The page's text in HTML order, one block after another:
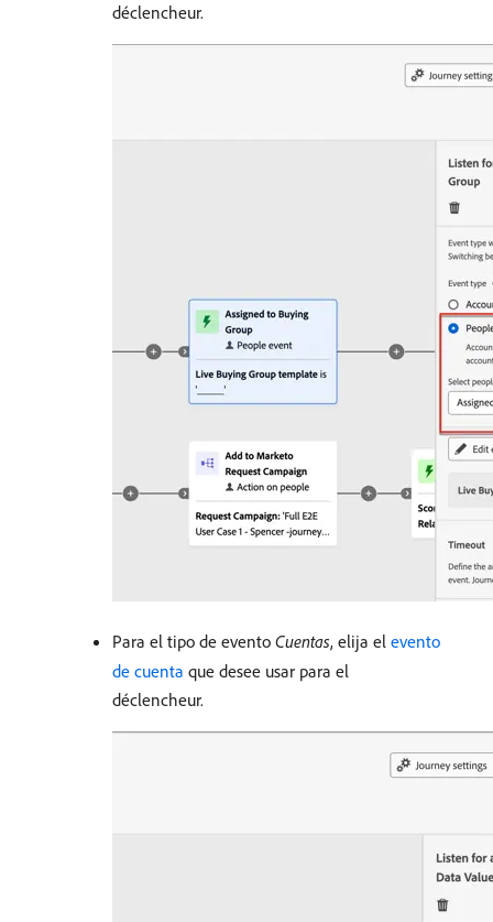
déclencheur.
Para el tipo de evento Cuentas, elija el evento
de cuenta que desee usar para el
déclencheur.